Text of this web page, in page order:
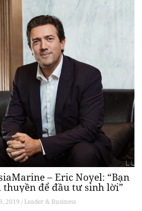
– Eric Noyel: “Bạn
thuyền để đầu tư sinh lời”
2019 / Leader & Business